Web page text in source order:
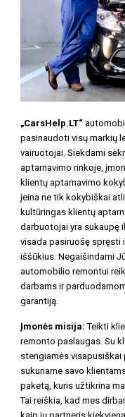
„CarsHelp.LT“
pasinaudoti visų markių
vairuotojai. Siekdami
aptarnavimo rinkoje,
klientų aptarnavimo
įeina ne tik kokybiškai
kultūringas klientų
darbuotojai yra sukaupę
visada pasiruošę spręsti
iššūkius. Negaišindami
automobilio remontui
darbams ir
garantiją.
Įmonės misija: Teikti
remonto paslaugas. Su
stengiamės visapusiškai
sukuriame savo
paketą, kuris užtikrina
Tai reiškia, kad mes